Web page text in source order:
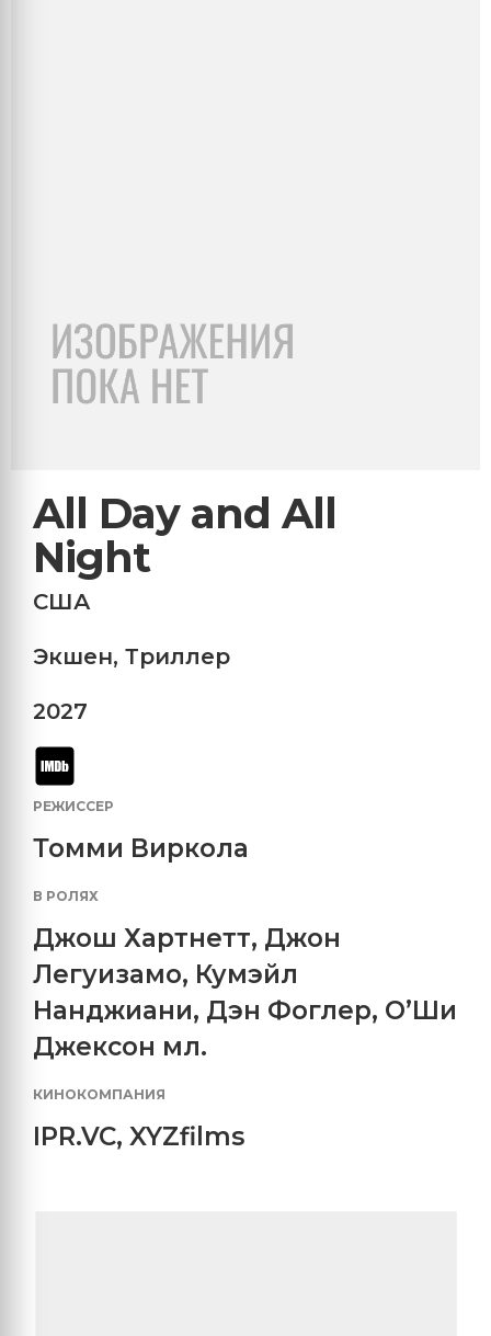
All Day and All
Night
США
Экшен, Триллер
2027
РЕЖИССЕР
Томми Виркола
В РОЛЯХ
Джош Хартнетт, Джон
Легуизамо, Кумэйл
Нанджиани, Дэн Фоглер, О’Ши
Джексон мл.
КИНОКОМПАНИЯ
IPR.VC, XYZfilms